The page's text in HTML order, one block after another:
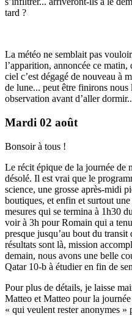
tard ?
La météo ne semblait pas
l’apparition, annoncée ce
ciel c’est dégagé de nouveau à
de lune... peut être finirons nous
observation avant d’aller
Mardi 02 août
Bonsoir à tous !
Le récit épique de la journée de
désolé. Il est vrai que le
science, une grosse après-midi
boutiques, et enfin et surtout
mesures qui se termina à 1h30
voir à 3h pour Romain qui a
presque jusqu’au bout du
résultats sont là, mission
demain, nous avons une belle
Qatar 10-b à étudier en fin de
Pour plus de détails, je laisse
Matteo et Matteo pour la
« qui veulent rester anonymes »